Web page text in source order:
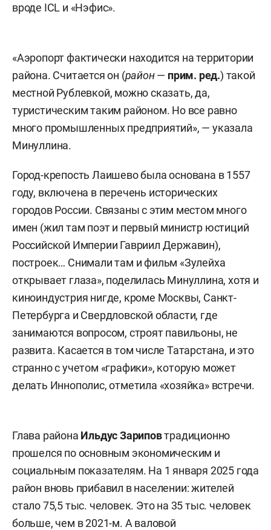
вроде ICL и «Нэфис».
«Аэропорт фактически находится на территории
района. Считается он (район— прим. ред.) такой
местной Рублевкой, можно сказать, да,
туристическим таким районом. Но все равно
много промышленных предприятий», — указала
Минуллина.
Город-крепость Лаишево была основана в 1557
году, включена в перечень исторических
городов России. Связаны с этим местом много
имен (жил там поэт и первый министр юстиций
Российской Империи Гавриил Державин),
построек… Снимали там и фильм «Зулейха
открывает глаза», поделилась Минуллина, хотя и
киноиндустрия нигде, кроме Москвы, Санкт-
Петербурга и Свердловской области, где
занимаются вопросом, строят павильоны, не
развита. Касается в том числе Татарстана, и это
странно с учетом «графики», которую может
делать Иннополис, отметила «хозяйка» встречи.
Глава района Ильдус Зариповтрадиционно
прошелся по основным экономическим и
социальным показателям. На 1 января 2025 года
район вновь прибавил в населении: жителей
стало 75,5 тыс. человек. Это на 35 тыс. человек
больше, чем в 2021-м. А валовой